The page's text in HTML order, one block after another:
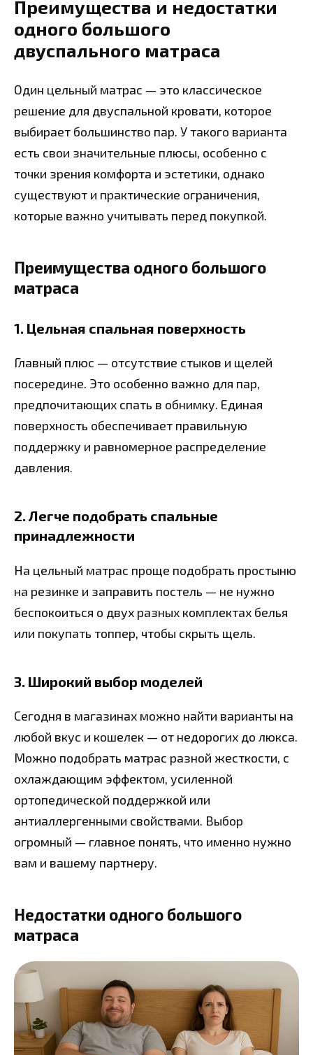
Преимущества и недостатки
одного большого
двуспального матраса
Один цельный матрас — это классическое
решение для двуспальной кровати, которое
выбирает большинство пар. У такого варианта
есть свои значительные плюсы, особенно с
точки зрения комфорта и эстетики, однако
существуют и практические ограничения,
которые важно учитывать перед покупкой.
Преимущества одного большого
матраса
1. Цельная спальная поверхность
Главный плюс — отсутствие стыков и щелей
посередине. Это особенно важно для пар,
предпочитающих спать в обнимку. Единая
поверхность обеспечивает правильную
поддержку и равномерное распределение
давления.
2. Легче подобрать спальные
принадлежности
На цельный матрас проще подобрать простыню
на резинке и заправить постель — не нужно
беспокоиться о двух разных комплектах белья
или покупать топпер, чтобы скрыть щель.
3. Широкий выбор моделей
Сегодня в магазинах можно найти варианты на
любой вкус и кошелек — от недорогих до люкса.
Можно подобрать матрас разной жесткости, с
охлаждающим эффектом, усиленной
ортопедической поддержкой или
антиаллергенными свойствами. Выбор
огромный — главное понять, что именно нужно
вам и вашему партнеру.
Недостатки одного большого
матраса